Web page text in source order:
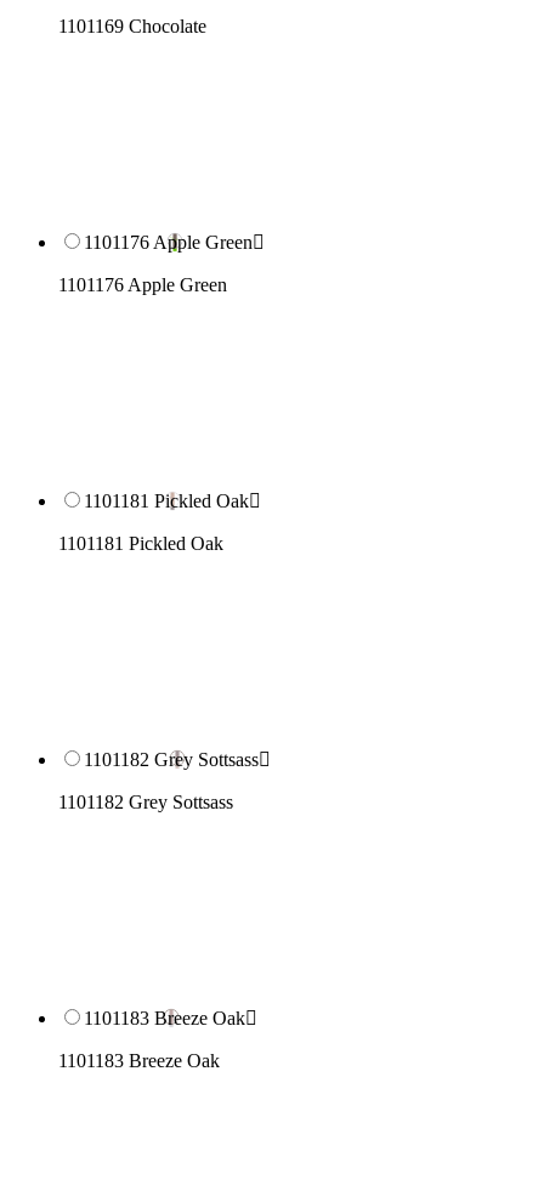
1101169 Chocolate
1101176 Apple Green
1101176 Apple Green
1101181 Pickled Oak
1101181 Pickled Oak
1101182 Grey Sottsass
1101182 Grey Sottsass
1101183 Breeze Oak
1101183 Breeze Oak